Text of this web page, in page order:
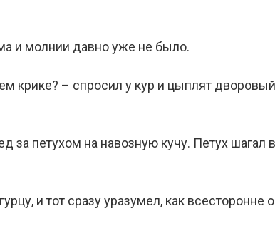
и молнии давно уже не было.
крике? – спросил у кур и цыплят
за петухом на навозную кучу. Петух шагал
и тот сразу уразумел, как всесторонне